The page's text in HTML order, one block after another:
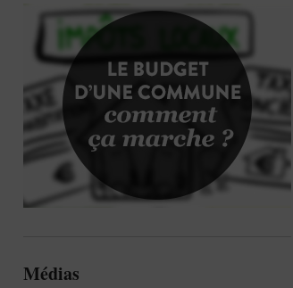
Médias